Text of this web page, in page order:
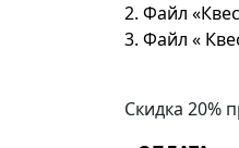
2. Файл
3. Файл «
Скидка 20%